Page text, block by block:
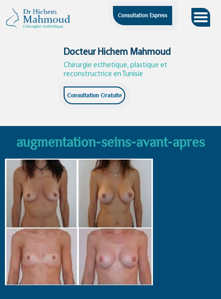
content
Consultation Express
Docteur Hichem Mahmoud
Chirurgie esthetique, plastique et
reconstructrice en Tunisie
Consultation Gratuite
augmentation-seins-avant-apres